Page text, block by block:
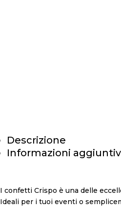
Descrizione
Informazioni
I confetti Crispo è una delle
Ideali per i tuoi eventi o